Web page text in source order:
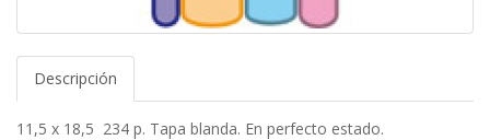
Descripción
11,5 x 18,5 234 p. Tapa blanda. En perfecto estado.